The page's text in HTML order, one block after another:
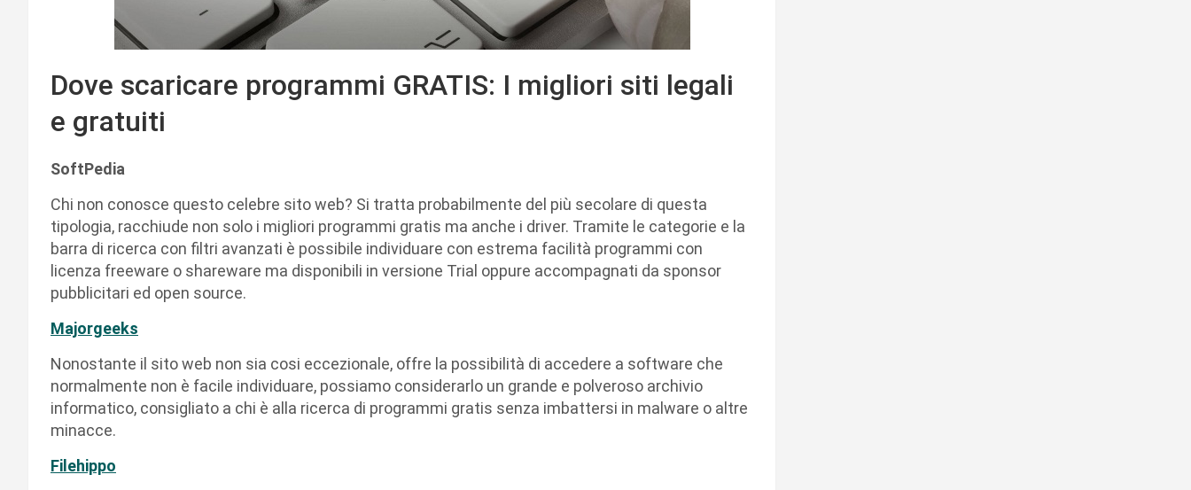
Dove scaricare programmi GRATIS: I migliori siti legali
e gratuiti
SoftPedia
Chi non conosce questo celebre sito web? Si tratta probabilmente del più secolare di questa
tipologia, racchiude non solo i migliori programmi gratis ma anche i driver. Tramite le categorie e la
barra di ricerca con filtri avanzati è possibile individuare con estrema facilità programmi con
licenza freeware o shareware ma disponibili in versione Trial oppure accompagnati da sponsor
pubblicitari ed open source.
Majorgeeks
Nonostante il sito web non sia cosi eccezionale, offre la possibilità di accedere a software che
normalmente non è facile individuare, possiamo considerarlo un grande e polveroso archivio
informatico, consigliato a chi è alla ricerca di programmi gratis senza imbattersi in malware o altre
minacce.
Filehippo